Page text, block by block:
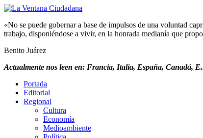
«No se puede gobernar a base de impulsos de una voluntad
trabajo, disponiéndose a vivir, en la honrada medianía que
Benito Juárez
Actualmente nos leen en: Francia, Italia, España, Canadá,
Portada
Editorial
Regional
Cultura
Economía
Medioambiente